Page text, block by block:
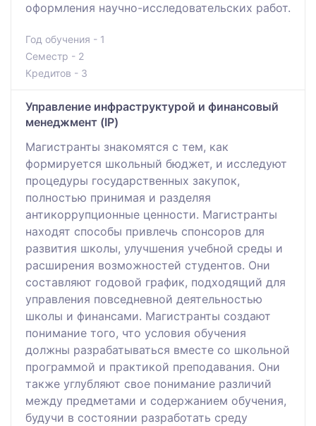
оформления научно-исследовательских работ.
Год обучения - 1
Семестр - 2
Кредитов - 3
Управление инфраструктурой и финансовый
менеджмент (IP)
Магистранты знакомятся с тем, как
формируется школьный бюджет, и исследуют
процедуры государственных закупок,
полностью принимая и разделяя
антикоррупционные ценности. Магистранты
находят способы привлечь спонсоров для
развития школы, улучшения учебной среды и
расширения возможностей студентов. Они
составляют годовой график, подходящий для
управления повседневной деятельностью
школы и финансами. Магистранты создают
понимание того, что условия обучения
должны разрабатываться вместе со школьной
программой и практикой преподавания. Они
также углубляют свое понимание различий
между предметами и содержанием обучения,
будучи в состоянии разработать среду